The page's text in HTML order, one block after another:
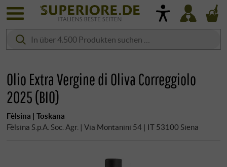
Olio Extra Vergine di Oliva Correggiolo
2025 (BIO)
Fèlsina | Toskana
Fèlsina S.p.A. Soc. Agr. | Via Montanini 54 | IT 53100 Siena